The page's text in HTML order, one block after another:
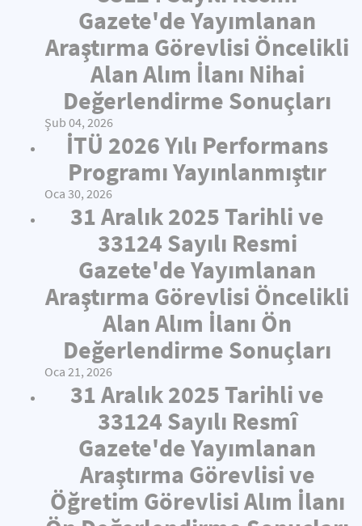
Gazete'de Yayımlanan
Araştırma Görevlisi Öncelikli
Alan Alım İlanı Nihai
Değerlendirme Sonuçları
Şub 04, 2026
İTÜ 2026 Yılı Performans
Programı Yayınlanmıştır
Oca 30, 2026
31 Aralık 2025 Tarihli ve
33124 Sayılı Resmi
Gazete'de Yayımlanan
Araştırma Görevlisi Öncelikli
Alan Alım İlanı Ön
Değerlendirme Sonuçları
Oca 21, 2026
31 Aralık 2025 Tarihli ve
33124 Sayılı Resmî
Gazete'de Yayımlanan
Araştırma Görevlisi ve
Öğretim Görevlisi Alım İlanı